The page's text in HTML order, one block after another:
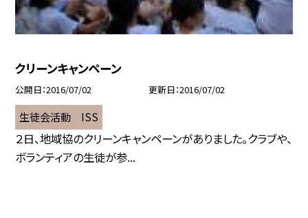
クリーンキャンペーン
公開日 2016/07/02 更新日 2016/07/02
生徒会活動 ISS
２日、地域協のクリーンキャンペーンがありました。クラブや、
ボランティアの生徒が参...